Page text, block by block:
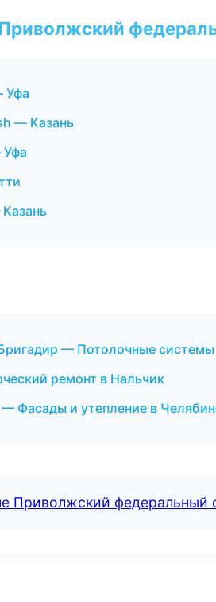
Уфа
— Казань
— Потолочные
ремонт в Нальчик
Фасады и утепление в
Приволжский федеральный